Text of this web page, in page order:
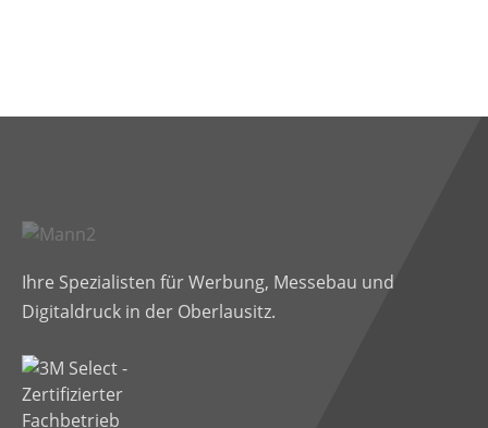
Ihre Spezialisten für Werbung, Messebau und
Digitaldruck in der Oberlausitz.